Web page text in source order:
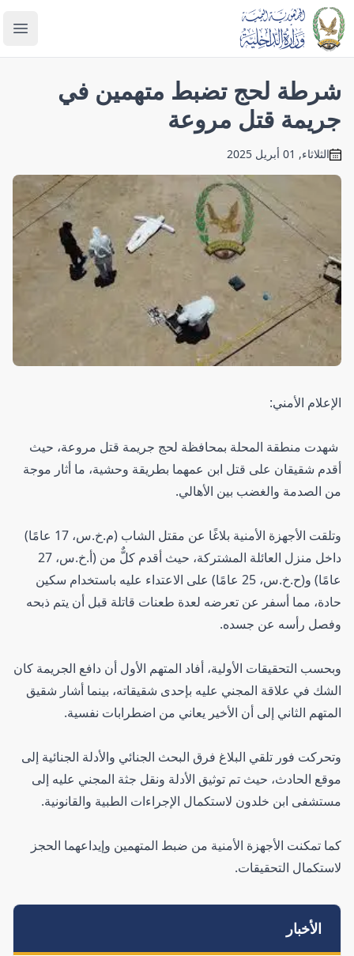
شرطة لحج تضبط متهمين في
جريمة قتل مروعة
الثلاثاء, 01 أبريل 2025
الإعلام الأمني:
شهدت منطقة المحلة بمحافظة لحج جريمة قتل مروعة، حيث
أقدم شقيقان على قتل ابن عمهما بطريقة وحشية، ما أثار موجة
من الصدمة والغضب بين الأهالي.
وتلقت الأجهزة الأمنية بلاغًا عن مقتل الشاب (م.خ.س، 17 عامًا)
داخل منزل العائلة المشتركة، حيث أقدم كلٌّ من (أ.خ.س، 27
عامًا) و(ح.خ.س، 25 عامًا) على الاعتداء عليه باستخدام سكين
حادة، مما أسفر عن تعرضه لعدة طعنات قاتلة قبل أن يتم ذبحه
وفصل رأسه عن جسده.
وبحسب التحقيقات الأولية، أفاد المتهم الأول أن دافع الجريمة كان
الشك في علاقة المجني عليه بإحدى شقيقاته، بينما أشار شقيق
المتهم الثاني إلى أن الأخير يعاني من اضطرابات نفسية.
وتحركت فور تلقي البلاغ فرق البحث الجنائي والأدلة الجنائية إلى
موقع الحادث، حيث تم توثيق الأدلة ونقل جثة المجني عليه إلى
مستشفى ابن خلدون لاستكمال الإجراءات الطبية والقانونية.
كما تمكنت الأجهزة الأمنية من ضبط المتهمين وإيداعهما الحجز
لاستكمال التحقيقات.
الأخبار